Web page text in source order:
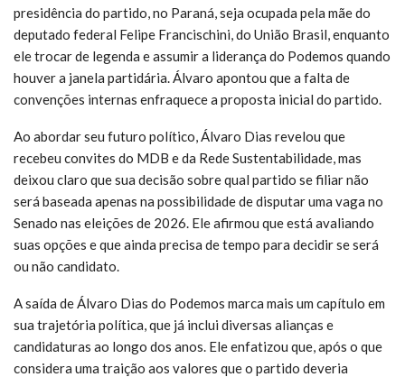
presidência do partido, no Paraná, seja ocupada pela mãe do
deputado federal Felipe Francischini, do União Brasil, enquanto
ele trocar de legenda e assumir a liderança do Podemos quando
houver a janela partidária. Álvaro apontou que a falta de
convenções internas enfraquece a proposta inicial do partido.
Ao abordar seu futuro político, Álvaro Dias revelou que
recebeu convites do MDB e da Rede Sustentabilidade, mas
deixou claro que sua decisão sobre qual partido se filiar não
será baseada apenas na possibilidade de disputar uma vaga no
Senado nas eleições de 2026. Ele afirmou que está avaliando
suas opções e que ainda precisa de tempo para decidir se será
ou não candidato.
A saída de Álvaro Dias do Podemos marca mais um capítulo em
sua trajetória política, que já inclui diversas alianças e
candidaturas ao longo dos anos. Ele enfatizou que, após o que
considera uma traição aos valores que o partido deveria